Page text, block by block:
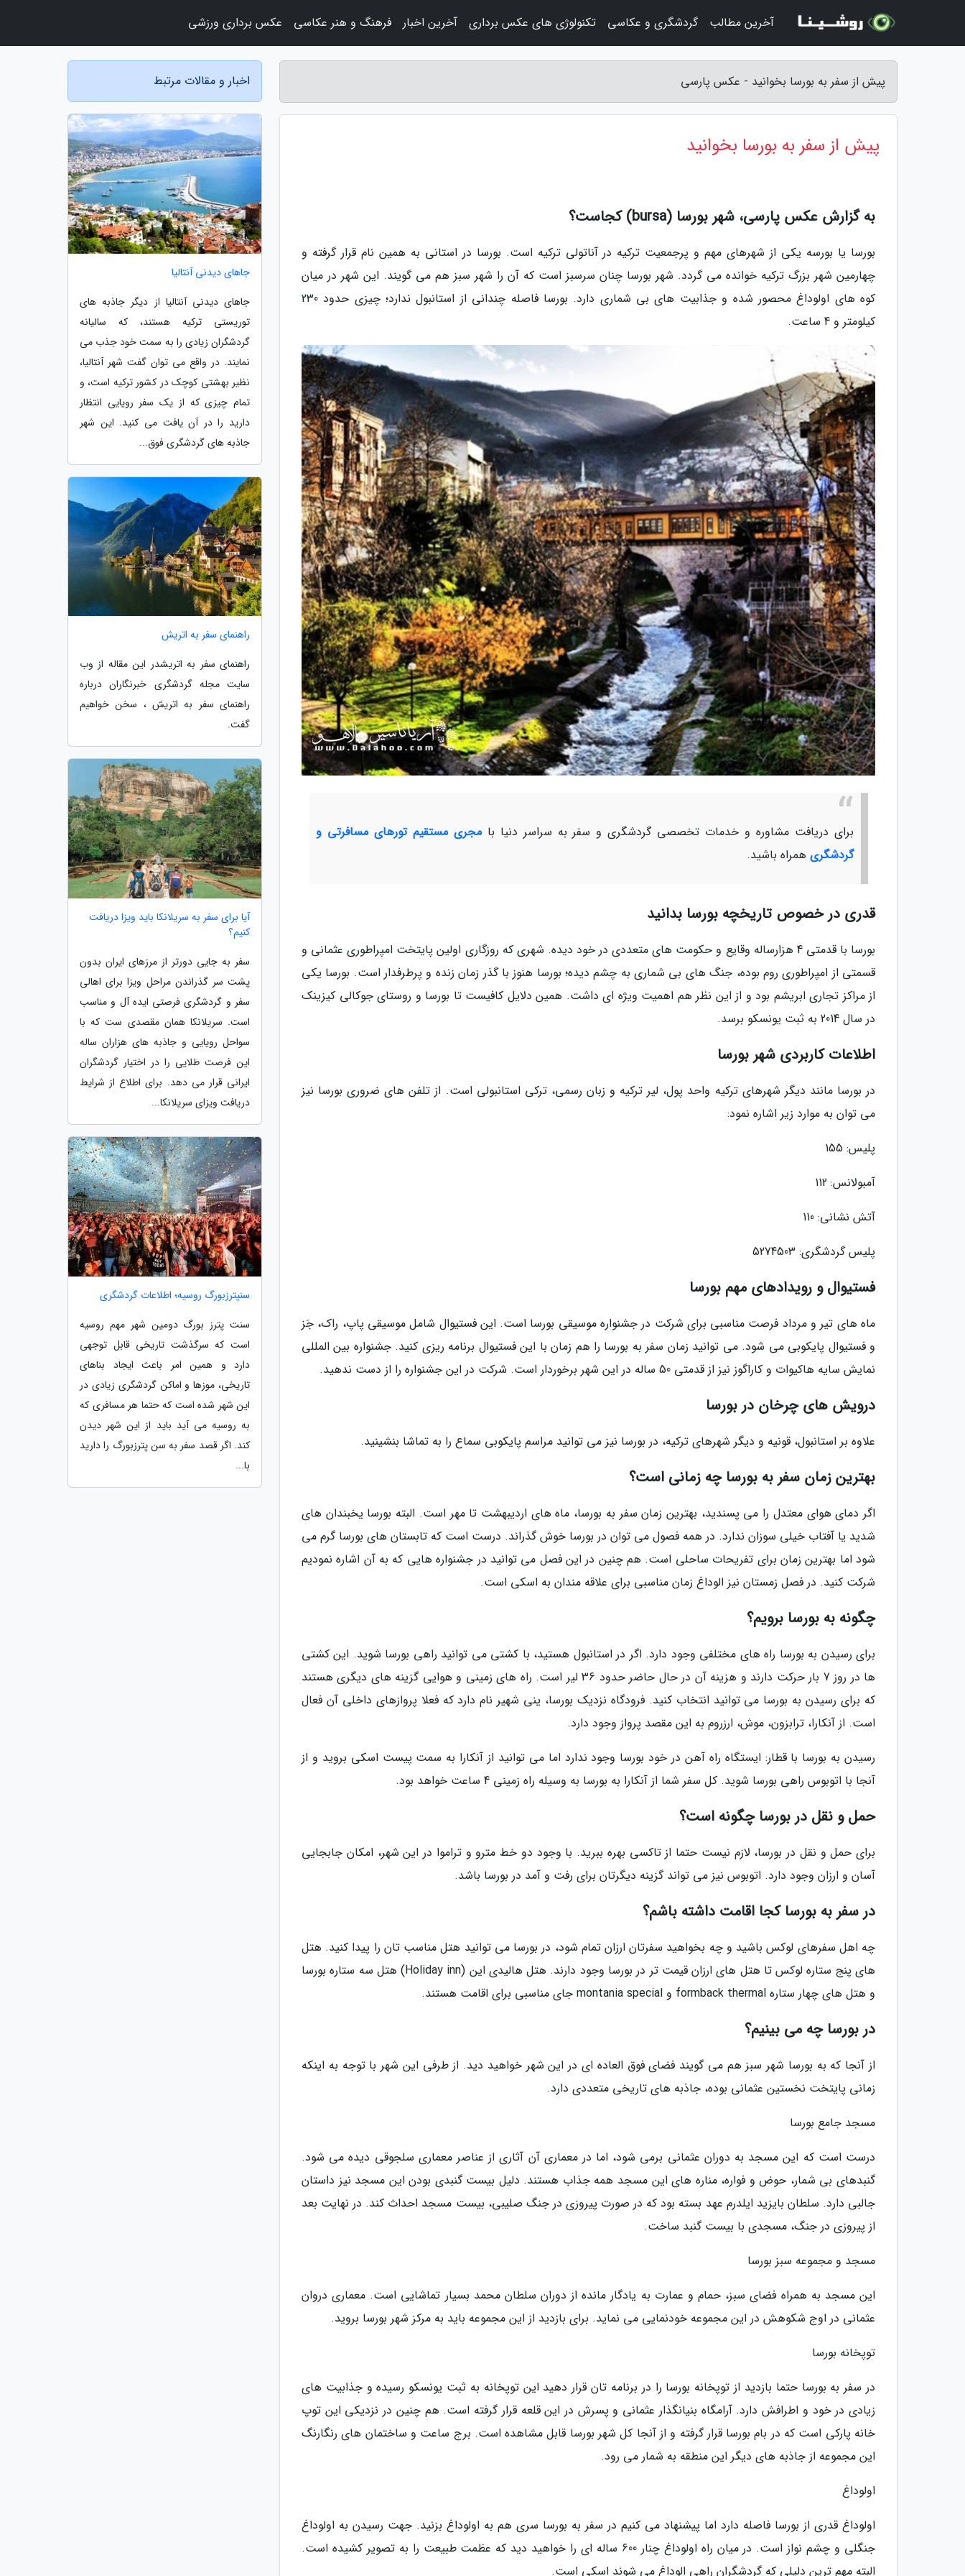
پیش از سفر به بورسا بخوانید - عکس پارسی
پیش از سفر به بورسا بخوانید
به گزارش عکس پارسی، شهر بورسا (bursa) کجاست؟
بورسا یا بورسه یکی از شهرهای مهم و پرجمعیت ترکیه در آناتولی ترکیه است. بورسا در استانی به همین نام قرار گرفته و
چهارمین شهر بزرگ ترکیه خوانده می گردد. شهر بورسا چنان سرسبز است که آن را شهر سبز هم می گویند. این شهر در میان
کوه های اولوداغ محصور شده و جذابیت های بی شماری دارد. بورسا فاصله چندانی از استانبول ندارد؛ چیزی حدود 230
کیلومتر و 4 ساعت.
برای دریافت مشاوره و خدمات تخصصی گردشگری و سفر به سراسر دنیا بامجری مستقیم تورهای مسافرتی و
گردشگری همراه باشید.
قدری در خصوص تاریخچه بورسا بدانید
بورسا با قدمتی 4 هزارساله وقایع و حکومت های متعددی در خود دیده. شهری که روزگاری اولین پایتخت امپراطوری عثمانی و
قسمتی از امپراطوری روم بوده، جنگ های بی شماری به چشم دیده؛ بورسا هنوز با گذر زمان زنده و پرطرفدار است. بورسا یکی
از مراکز تجاری ابریشم بود و از این نظر هم اهمیت ویژه ای داشت. همین دلایل کافیست تا بورسا و روستای جوکالی کیزینک
در سال 2014 به ثبت یونسکو برسد.
اطلاعات کاربردی شهر بورسا
در بورسا مانند دیگر شهرهای ترکیه واحد پول، لیر ترکیه و زبان رسمی، ترکی استانبولی است. از تلفن های ضروری بورسا نیز
می توان به موارد زیر اشاره نمود:
پلیس: 155
آمبولانس: 112
آتش نشانی: 110
پلیس گردشگری: 5274503
فستیوال و رویدادهای مهم بورسا
ماه های تیر و مرداد فرصت مناسبی برای شرکت در جشنواره موسیقی بورسا است. این فستیوال شامل موسیقی پاپ، راک، جَز
و فستیوال پایکوبی می شود. می توانید زمان سفر به بورسا را هم زمان با این فستیوال برنامه ریزی کنید. جشنواره بین المللی
نمایش سایه هاکیوات و کاراگوز نیز از قدمتی 50 ساله در این شهر برخوردار است. شرکت در این جشنواره را از دست ندهید.
درویش های چرخان در بورسا
علاوه بر استانبول، قونیه و دیگر شهرهای ترکیه، در بورسا نیز می توانید مراسم پایکوبی سماع را به تماشا بنشینید.
بهترین زمان سفر به بورسا چه زمانی است؟
اگر دمای هوای معتدل را می پسندید، بهترین زمان سفر به بورسا، ماه های اردیبهشت تا مهر است. البته بورسا یخبندان های
شدید یا آفتاب خیلی سوزان ندارد. در همه فصول می توان در بورسا خوش گذراند. درست است که تابستان های بورسا گرم می
شود اما بهترین زمان برای تفریحات ساحلی است. هم چنین در این فصل می توانید در جشنواره هایی که به آن اشاره نمودیم
شرکت کنید. در فصل زمستان نیز الوداغ زمان مناسبی برای علاقه مندان به اسکی است.
چگونه به بورسا برویم؟
برای رسیدن به بورسا راه های مختلفی وجود دارد. اگر در استانبول هستید، با کشتی می توانید راهی بورسا شوید. این کشتی
ها در روز 7 بار حرکت دارند و هزینه آن در حال حاضر حدود 36 لیر است. راه های زمینی و هوایی گزینه های دیگری هستند
که برای رسیدن به بورسا می توانید انتخاب کنید. فرودگاه نزدیک بورسا، ینی شهیر نام دارد که فعلا پروازهای داخلی آن فعال
است. از آنکارا، ترابزون، موش، ارزروم به این مقصد پرواز وجود دارد.
رسیدن به بورسا با قطار: ایستگاه راه آهن در خود بورسا وجود ندارد اما می توانید از آنکارا به سمت پیست اسکی بروید و از
آنجا با اتوبوس راهی بورسا شوید. کل سفر شما از آنکارا به بورسا به وسیله راه زمینی 4 ساعت خواهد بود.
حمل و نقل در بورسا چگونه است؟
برای حمل و نقل در بورسا، لازم نیست حتما از تاکسی بهره ببرید. با وجود دو خط مترو و تراموا در این شهر، امکان جابجایی
آسان و ارزان وجود دارد. اتوبوس نیز می تواند گزینه دیگرتان برای رفت و آمد در بورسا باشد.
در سفر به بورسا کجا اقامت داشته باشم؟
چه اهل سفرهای لوکس باشید و چه بخواهید سفرتان ارزان تمام شود، در بورسا می توانید هتل مناسب تان را پیدا کنید. هتل
های پنج ستاره لوکس تا هتل های ارزان قیمت تر در بورسا وجود دارند. هتل هالیدی این (Holiday inn) هتل سه ستاره بورسا
و هتل های چهار ستاره formback thermal و montania special جای مناسبی برای اقامت هستند.
در بورسا چه می بینیم؟
از آنجا که به بورسا شهر سبز هم می گویند فضای فوق العاده ای در این شهر خواهید دید. از طرفی این شهر با توجه به اینکه
زمانی پایتخت نخستین عثمانی بوده، جاذبه های تاریخی متعددی دارد.
مسجد جامع بورسا
درست است که این مسجد به دوران عثمانی برمی شود، اما در معماری آن آثاری از عناصر معماری سلجوقی دیده می شود.
گنبدهای بی شمار، حوض و فواره، مناره های این مسجد همه جذاب هستند. دلیل بیست گنبدی بودن این مسجد نیز داستان
جالبی دارد. سلطان بایزید ایلدرم عهد بسته بود که در صورت پیروزی در جنگ صلیبی، بیست مسجد احداث کند. در نهایت بعد
از پیروزی در جنگ، مسجدی با بیست گنبد ساخت.
مسجد و مجموعه سبز بورسا
این مسجد به همراه فضای سبز، حمام و عمارت به یادگار مانده از دوران سلطان محمد بسیار تماشایی است. معماری دروان
عثمانی در اوج شکوهش در این مجموعه خودنمایی می نماید. برای بازدید از این مجموعه باید به مرکز شهر بورسا بروید.
توپخانه بورسا
در سفر به بورسا حتما بازدید از توپخانه بورسا را در برنامه تان قرار دهید این توپخانه به ثبت یونسکو رسیده و جذابیت های
زیادی در خود و اطرافش دارد. آرامگاه بنیانگذار عثمانی و پسرش در این قلعه قرار گرفته است. هم چنین در نزدیکی این توپ
خانه پارکی است که در بام بورسا قرار گرفته و از آنجا کل شهر بورسا قابل مشاهده است. برج ساعت و ساختمان های رنگارنگ
این مجموعه از جاذبه های دیگر این منطقه به شمار می رود.
اولوداغ
اولوداغ قدری از بورسا فاصله دارد اما پیشنهاد می کنیم در سفر به بورسا سری هم به اولوداغ بزنید. جهت رسیدن به اولوداغ
جنگلی و چشم نواز است. در میان راه اولوداغ چنار 600 ساله ای را خواهید دید که عظمت طبیعت را به تصویر کشیده است.
البته مهم ترین دلیلی که گردشگران راهی الوداغ می شوند اسکی است.
اخبار و مقالات مرتبط
جاهای دیدنی آنتالیا
جاهای دیدنی آنتالیا از دیگر جاذبه های
توریستی ترکیه هستند، که سالیانه
گردشگران زیادی را به سمت خود جذب می
نمایند. در واقع می توان گفت شهر آنتالیا،
نظیر بهشتی کوچک در کشور ترکیه است، و
تمام چیزی که از یک سفر رویایی انتظار
دارید را در آن یافت می کنید. این شهر
جاذبه های گردشگری فوق...
راهنمای سفر به اتریش
راهنمای سفر به اتریشدر این مقاله از وب
سایت مجله گردشگری خبرنگاران درباره
راهنمای سفر به اتریش ، سخن خواهیم
گفت.
آیا برای سفر به سریلانکا باید ویزا دریافت
کنیم؟
سفر به جایی دورتر از مرزهای ایران بدون
پشت سر گذراندن مراحل ویزا برای اهالی
سفر و گردشگری فرصتی ایده آل و مناسب
است. سریلانکا همان مقصدی ست که با
سواحل رویایی و جاذبه های هزاران ساله
این فرصت طلایی را در اختیار گردشگران
ایرانی قرار می دهد. برای اطلاع از شرایط
دریافت ویزای سریلانکا...
سنپترزبورگ روسیه؛ اطلاعات گردشگری
سنت پترز بورگ دومین شهر مهم روسیه
است که سرگذشت تاریخی قابل توجهی
دارد و همین امر باعث ایجاد بناهای
تاریخی، موزها و اماکن گردشگری زیادی در
این شهر شده است که حتما هر مسافری که
به روسیه می آید باید از این شهر دیدن
کند. اگر قصد سفر به سن پترزبورگ را دارید
با...
آخرین مطالب گردشگری و عکاسی تکنولوژی های عکس برداری آخرین اخبار فرهنگ و هنر عکاسی عکس برداری ورزشی